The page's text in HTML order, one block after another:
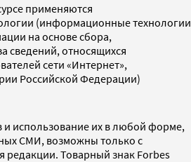
применяются
(информационные технологии
на основе сбора,
сведений, относящихся
сети «Интернет»,
Российской Федерации)
и использование их в любой форме,
СМИ, возможны только с
редакции. Товарный знак Forbes